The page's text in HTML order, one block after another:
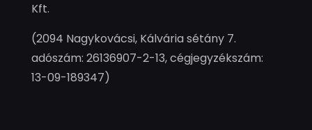
Kft.
(2094 Nagykovácsi, Kálvária sétány 7.
adószám: 26136907-2-13, cégjegyzékszám:
13-09-189347)